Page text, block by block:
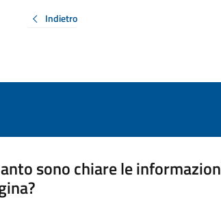
Indietro
sono chiare le